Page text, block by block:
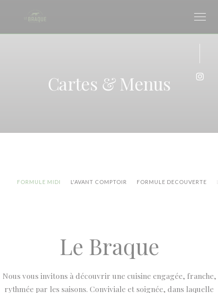
Cartes & Menus
FORMULE MIDI L'AVANT COMPTOIR FORMULE DECOUVERTE
Le Braque
Nous vous invitons à découvrir une cuisine engagée, franche,
rythmée par les saisons. Conviviale et soignée, dans laquelle